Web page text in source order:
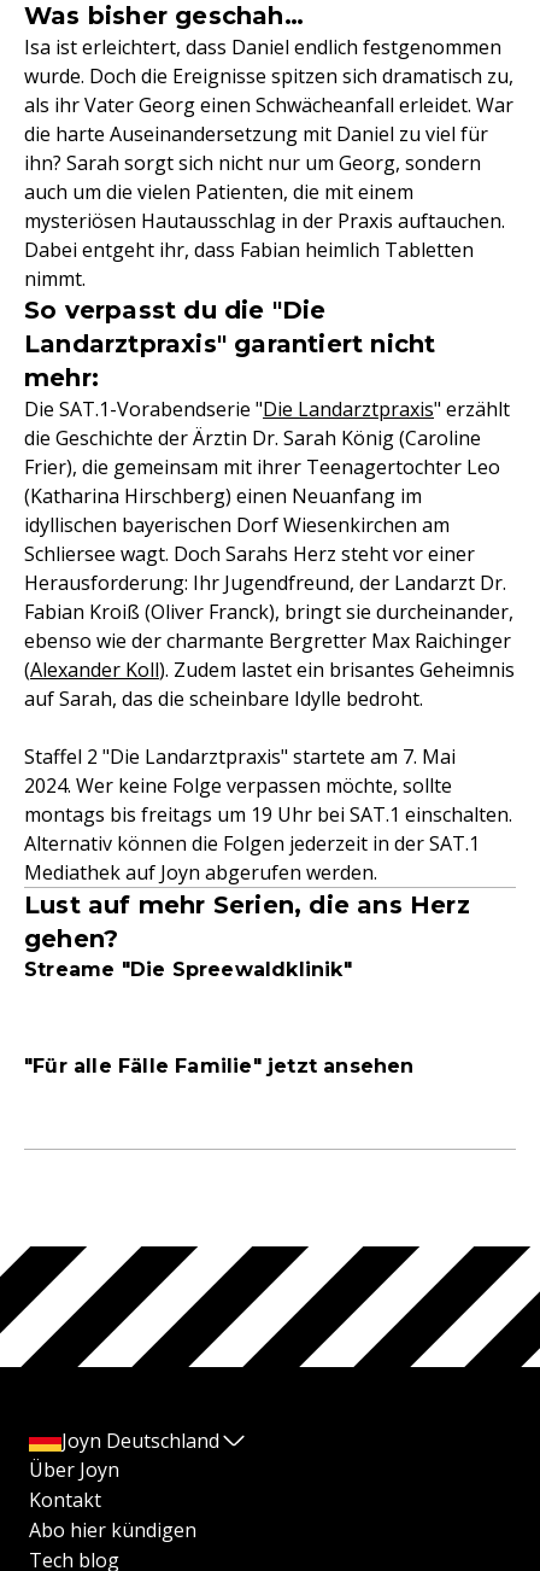
Was bisher geschah…
Isa ist erleichtert, dass Daniel endlich festgenommen
wurde. Doch die Ereignisse spitzen sich dramatisch zu,
als ihr Vater Georg einen Schwächeanfall erleidet. War
die harte Auseinandersetzung mit Daniel zu viel für
ihn? Sarah sorgt sich nicht nur um Georg, sondern
auch um die vielen Patienten, die mit einem
mysteriösen Hautausschlag in der Praxis auftauchen.
Dabei entgeht ihr, dass Fabian heimlich Tabletten
nimmt.
So verpasst du die "Die
Landarztpraxis" garantiert nicht
mehr:
Die SAT.1-Vorabendserie "Die Landarztpraxis" erzählt
die Geschichte der Ärztin Dr. Sarah König (Caroline
Frier), die gemeinsam mit ihrer Teenagertochter Leo
(Katharina Hirschberg) einen Neuanfang im
idyllischen bayerischen Dorf Wiesenkirchen am
Schliersee wagt. Doch Sarahs Herz steht vor einer
Herausforderung: Ihr Jugendfreund, der Landarzt Dr.
Fabian Kroiß (Oliver Franck), bringt sie durcheinander,
ebenso wie der charmante Bergretter Max Raichinger
(Alexander Koll). Zudem lastet ein brisantes Geheimnis
auf Sarah, das die scheinbare Idylle bedroht.
Staffel 2 "Die Landarztpraxis" startete am 7. Mai
2024. Wer keine Folge verpassen möchte, sollte
montags bis freitags um 19 Uhr bei SAT.1 einschalten.
Alternativ können die Folgen jederzeit in der SAT.1
Mediathek auf Joyn abgerufen werden.
Lust auf mehr Serien, die ans Herz
gehen?
Streame "Die Spreewaldklinik"
"Für alle Fälle Familie" jetzt ansehen
Joyn Deutschland
Über Joyn
Kontakt
Abo hier kündigen
Tech blog